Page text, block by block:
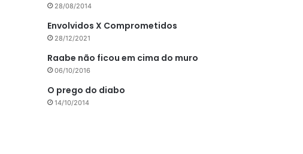
28/08/2014
Envolvidos X Comprometidos
28/12/2021
Raabe não ficou em cima do muro
06/10/2016
O prego do diabo
14/10/2014